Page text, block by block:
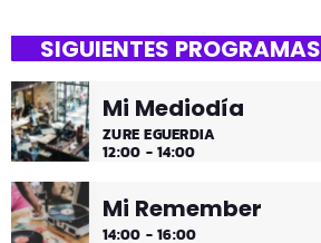
SIGUIENTES PROGRAMAS
Mi Mediodía
ZURE EGUERDIA
12:00 - 14:00
Mi Remember
14:00 - 16:00